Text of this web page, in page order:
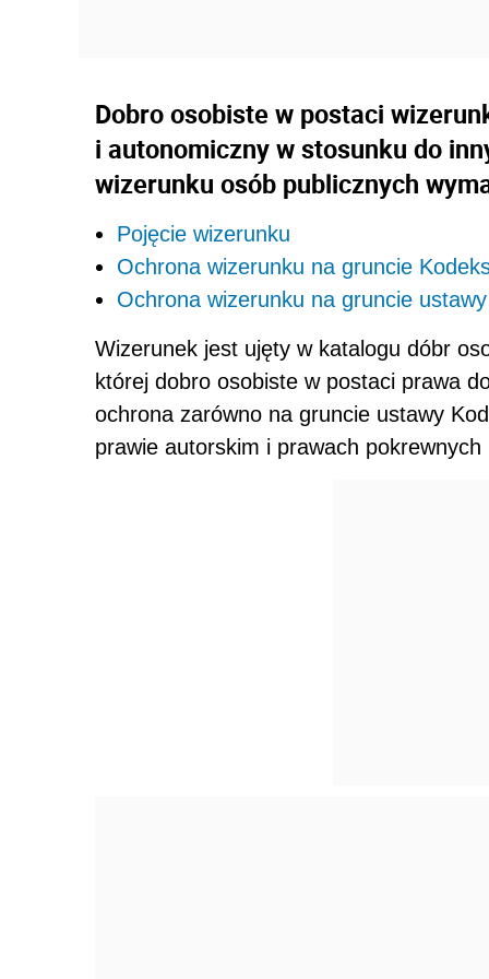
Dobro osobiste w postaci
i autonomiczny w stosunku do
wizerunku osób publicznych
Pojęcie wizerunku
Ochrona wizerunku na gruncie
Ochrona wizerunku na gruncie
Wizerunek jest ujęty w katalogu dóbr
której dobro osobiste w postaci prawa
ochrona zarówno na gruncie ustawy
prawie autorskim i prawach pokrewnych